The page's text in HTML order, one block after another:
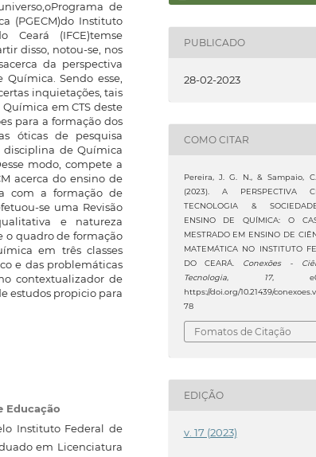
de
(PGECM)do Instituto
Ceará (IFCE)temse
disso, notou-se, nos
da perspectiva
Sendo esse,
inquietações, tais
em CTS deste
para a formação dos
óticas de pesquisa
disciplina de Química
modo, compete a
acerca do ensino de
com a formação de
se uma Revisão
e natureza
o quadro de formação
em três classes
e das problemáticas
contextualizador de
estudos propicio para
Educação
Instituto Federal de
em Licenciatura
PUBLICADO
28-02-2023
COMO CITAR
Pereira, J. G. N., & Sampaio,
(2023). A PERSPECTIVA
TECNOLOGIA &
ENSINO DE QUÍMICA: O
MESTRADO EM ENSINO DE
MATEMÁTICA NO INSTITUTO
DO CEARÁ. Conexões -
Tecnologia, 17,
https://doi.org/10.21439/
78
Fomatos de Citação
EDIÇÃO
v. 17 (2023)